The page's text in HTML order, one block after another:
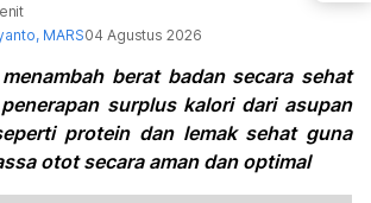
MARS04 Agustus 2026
berat badan secara sehat
surplus kalori dari asupan
protein dan lemak sehat guna
otot secara aman dan optimal